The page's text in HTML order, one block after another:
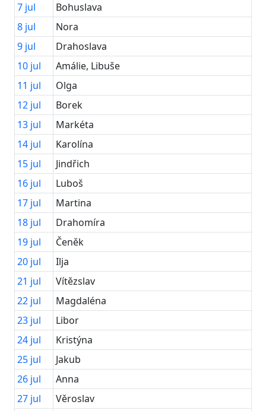
7 jul
Bohuslava
8 jul
Nora
9 jul
Drahoslava
10 jul
Amálie, Libuše
11 jul
Olga
12 jul
Borek
13 jul
Markéta
14 jul
Karolína
15 jul
Jindřich
16 jul
Luboš
17 jul
Martina
18 jul
Drahomíra
19 jul
Čeněk
20 jul
Ilja
21 jul
Vítězslav
22 jul
Magdaléna
23 jul
Libor
24 jul
Kristýna
25 jul
Jakub
26 jul
Anna
27 jul
Věroslav